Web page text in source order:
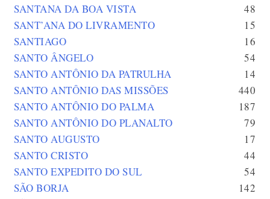
SANTANA DA BOA VISTA
48
SANT’ANA DO LIVRAMENTO
15
SANTIAGO
16
SANTO ÂNGELO
54
SANTO ANTÔNIO DA PATRULHA
14
SANTO ANTÔNIO DAS MISSÕES
440
SANTO ANTÔNIO DO PALMA
187
SANTO ANTÔNIO DO PLANALTO
79
SANTO AUGUSTO
17
SANTO CRISTO
44
SANTO EXPEDITO DO SUL
54
SÃO BORJA
142